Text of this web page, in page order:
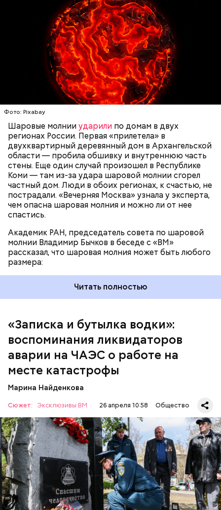
Фото: Pixabay
Шаровые молнииударили по домам в двух
регионах России. Первая «прилетела» в
двухквартирный деревянный дом в Архангельской
области — пробила обшивку и внутреннюю часть
стены. Еще один случай произошел в Республике
Коми — там из-за удара шаровой молнии сгорел
частный дом. Люди в обоих регионах, к счастью, не
пострадали. «Вечерняя Москва» узнала у эксперта,
чем опасна шаровая молния и можно ли от нее
спастись.
Академик РАН, председатель совета по шаровой
молнии Владимир Бычков в беседе с «ВМ»
рассказал, что шаровая молния может быть любого
размера:
— Маленькие — от одного сантиметра, средние —
около 20 сантиметров, а самые большие могут
доходить до нескольких метров. Шаровая молния
проходит и через стекла, даже часто не оставляя
следов. Она как капля стекает, растекается. Может
и в окно влезть, причем в двухметровое.
Сжимается, как воздушный шар, и проходит.
Читать полностью
УЧЕНЫЕ МОЛНИИ ПОГОДА
«Записка и бутылка водки»:
воспоминания ликвидаторов
аварии на ЧАЭС о работе на
месте катастрофы
Марина Найденкова
Сюжет: Эксклюзивы ВМ 26 апреля 10:58 Общество
Специалист гражданской обороны Московского
авиацентра Владимир Макеев в 1986 году служил в
Киеве в отдельном механизированном полку
гражданской обороны. На тот момент, когда
произошла авария на Чернобыльской атомной
станции, ему было 26 лет.
— Об аварии я узнал 26 апреля, когда нас подняли
транспорт. Привезли в полк. Построились. Сказали,
что произошло. Создали мобильный отряд. Через
несколько часов мы направились в сторону
Чернобыля, — вспоминает Макеев.
По его словам, солдаты не знали о масштабах
трагедии. Подобных аварий раньше не случалось.
Поэтому он не испытывал страха.
говорит ликвидатор.
АВАРИИ ЧЕРНОБЫЛЬ ИСТОРИЯ